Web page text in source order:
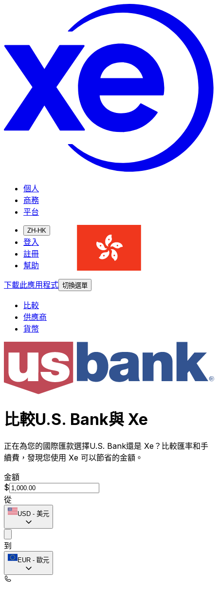
個人
商務
平台
ZH-HK
登入
註冊
幫助
下載此應用程式 切換選單
比較
供應商
貨幣
比較U.S. Bank與 Xe
正在為您的國際匯款選擇U.S. Bank還是 Xe？比較匯率和手
續費，發現您使用 Xe 可以節省的金額。
金額
$
從
USD - 美元
到
EUR - 歐元